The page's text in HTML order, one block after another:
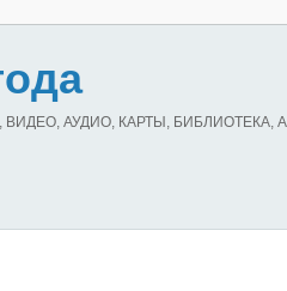
АУДИО, КАРТЫ, БИБЛИОТЕКА,